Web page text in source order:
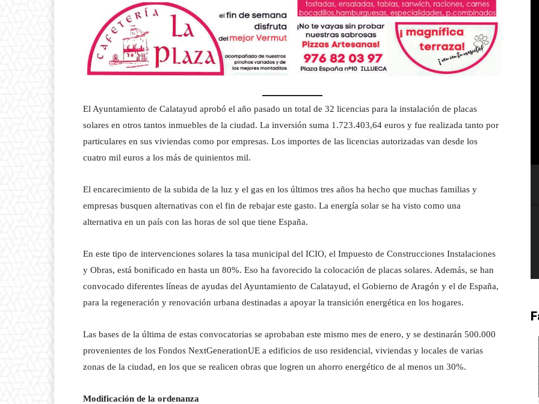
El Ayuntamiento de Calatayud aprobó el año pasado un total de 32 licencias para la instalación de placas
solares en otros tantos inmuebles de la ciudad. La inversión suma 1.723.403,64 euros y fue realizada tanto por
particulares en sus viviendas como por empresas. Los importes de las licencias autorizadas van desde los
cuatro mil euros a los más de quinientos mil.
El encarecimiento de la subida de la luz y el gas en los últimos tres años ha hecho que muchas familias y
empresas busquen alternativas con el fin de rebajar este gasto. La energía solar se ha visto como una
alternativa en un país con las horas de sol que tiene España.
En este tipo de intervenciones solares la tasa municipal del ICIO, el Impuesto de Construcciones Instalaciones
y Obras, está bonificado en hasta un 80%. Eso ha favorecido la colocación de placas solares. Además, se han
convocado diferentes líneas de ayudas del Ayuntamiento de Calatayud, el Gobierno de Aragón y el de España,
para la regeneración y renovación urbana destinadas a apoyar la transición energética en los hogares.
Las bases de la última de estas convocatorias se aprobaban este mismo mes de enero, y se destinarán 500.000
provenientes de los Fondos NextGenerationUE a edificios de uso residencial, viviendas y locales de varias
zonas de la ciudad, en los que se realicen obras que logren un ahorro energético de al menos un 30%.
Modificación de la ordenanza